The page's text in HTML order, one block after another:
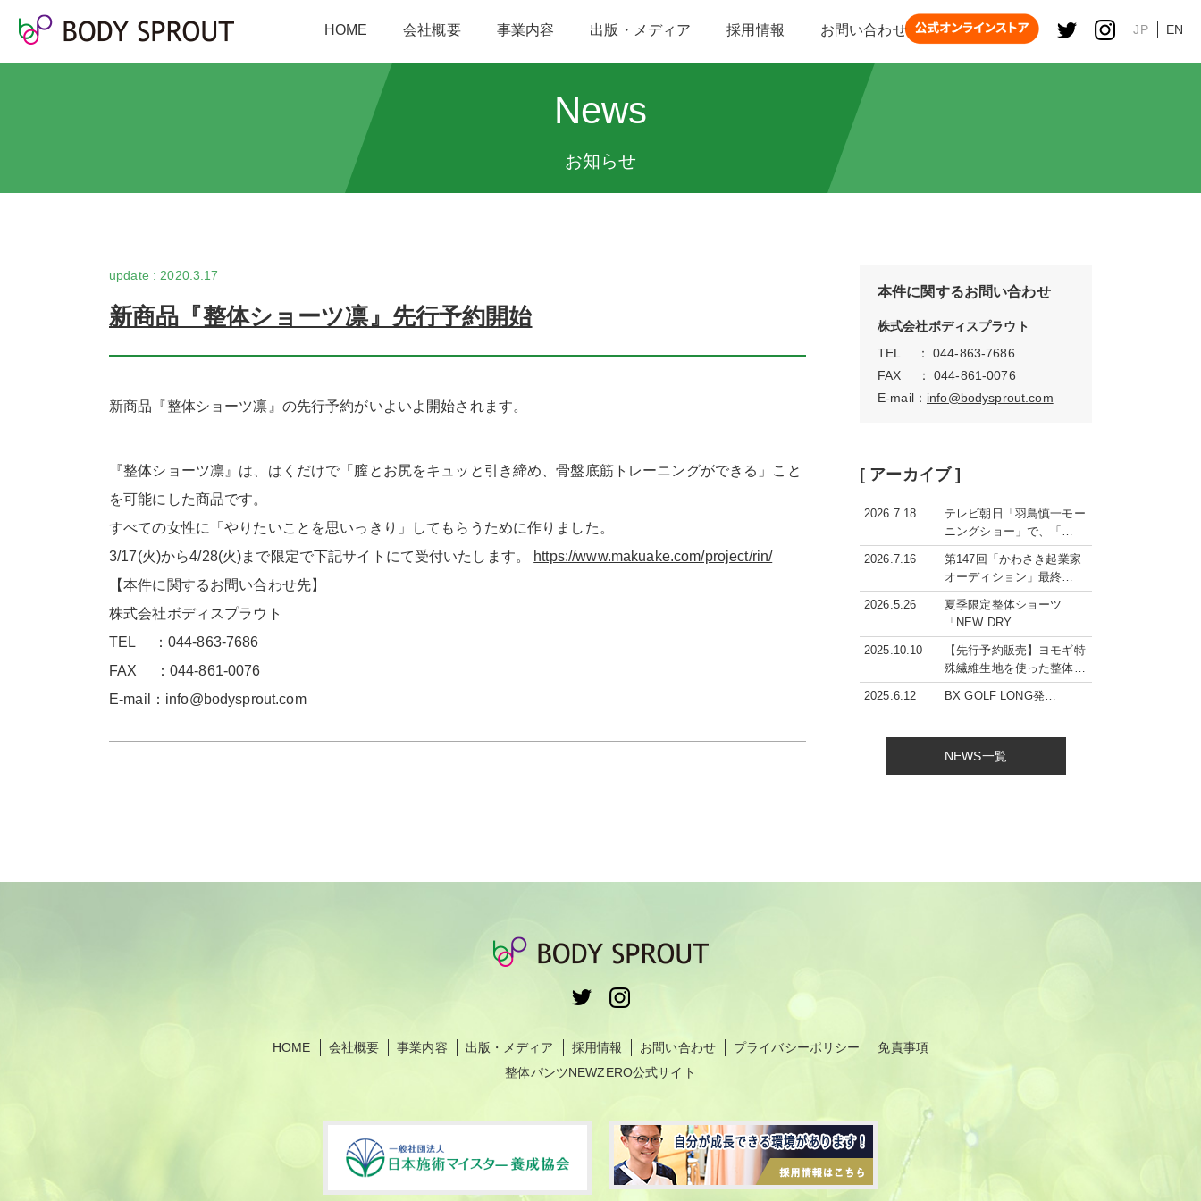
HOME 会社概要 事業内容 出版・メディア 採用情報 お問い合わせ JP EN
News
お知らせ
2020.3.17
新商品『整体ショーツ凛』先行予約開始
新商品『整体ショーツ凛』の先行予約がいよいよ開始されます。
『整体ショーツ凛』は、はくだけで「膣とお尻をキュッと引き締め、骨盤底筋トレーニングができる」こと
を可能にした商品です。
すべての女性に「やりたいことを思いっきり」してもらうために作りました。
3/17(火)から4/28(火)まで限定で下記サイトにて受付いたします。
https://www.makuake.com/project/rin/
【本件に関するお問い合わせ先】
株式会社ボディスプラウト
TEL
： 044-863-7686
FAX
： 044-861-0076
E-mail
： info@bodysprout.com
本件に関するお問い合わせ
株式会社ボディスプラウト
TEL ： 044-863-7686
FAX ： 044-861-0076
E-mail： info@bodysprout.com
[ アーカイブ ]
2026.7.18
テレビ朝日「羽鳥慎一モー
ニングショー」で、「…
2026.7.16
第147回「かわさき起業家
オーディション」最終…
2026.5.26
夏季限定整体ショーツ
「NEW DRY…
2025.10.10
【先行予約販売】ヨモギ特
殊繊維生地を使った整体…
2025.6.12 BX GOLF LONG発…
NEWS一覧
HOME 会社概要 事業内容 出版・メディア 採用情報 お問い合わせ プライバシーポリシー
免責事項
整体パンツNEWZERO公式サイト